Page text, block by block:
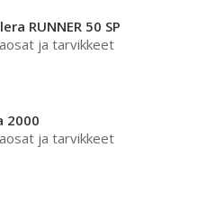
RUNNER 50 SP
ja tarvikkeet
2000
ja tarvikkeet